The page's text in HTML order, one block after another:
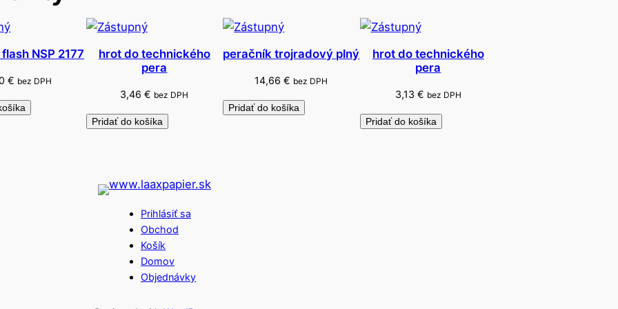
NSP 2177
€ bez DPH
hrot do technického
pera
3,46€ bez DPH
Pridať do košíka
peračník trojradový plný
14,66€ bez DPH
Pridať do košíka
hrot do technického
pera
3,13 € bez DPH
Pridať do košíka
Prihlásiť sa
Obchod
Košík
Domov
Objednávky